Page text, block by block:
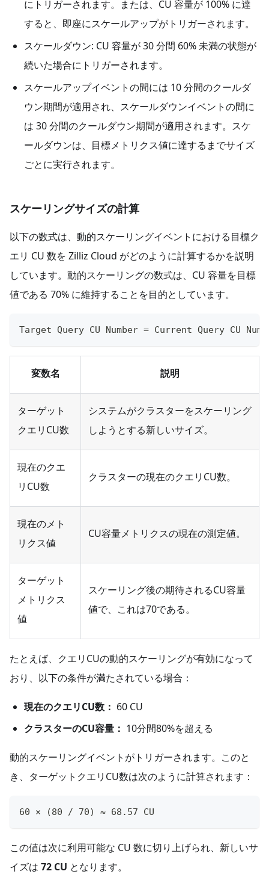
にトリガーされます。または、CU 容量が 100% に達
すると、即座にスケールアップがトリガーされます。
スケールダウン: CU 容量が 30 分間 60% 未満の状態が
続いた場合にトリガーされます。
スケールアップイベントの間には 10 分間のクールダ
ウン期間が適用され、スケールダウンイベントの間に
は 30 分間のクールダウン期間が適用されます。スケ
ールダウンは、目標メトリクス値に達するまでサイズ
ごとに実行されます。
スケーリングサイズの計算
以下の数式は、動的スケーリングイベントにおける目標ク
エリ CU 数を Zilliz Cloud がどのように計算するかを説明
しています。動的スケーリングの数式は、CU 容量を目標
値である 70% に維持することを目的としています。
Target Query CU Number = Current Query CU
変数名 説明
ターゲット
クエリCU数
システムがクラスターをスケーリング
しようとする新しいサイズ。
現在のクエ
リCU数
クラスターの現在のクエリCU数。
現在のメト
リクス値
CU容量メトリクスの現在の測定値。
ターゲット
メトリクス
値
スケーリング後の期待されるCU容量
値で、これは70である。
たとえば、クエリCUの動的スケーリングが有効になって
おり、以下の条件が満たされている場合：
現在のクエリCU数： 60 CU
クラスターのCU容量： 10分間80%を超える
動的スケーリングイベントがトリガーされます。このと
き、ターゲットクエリCU数は次のように計算されます：
60 × (80 / 70) ≈ 68.57 CU
この値は次に利用可能な CU 数に切り上げられ、新しいサ
イズは 72 CU となります。